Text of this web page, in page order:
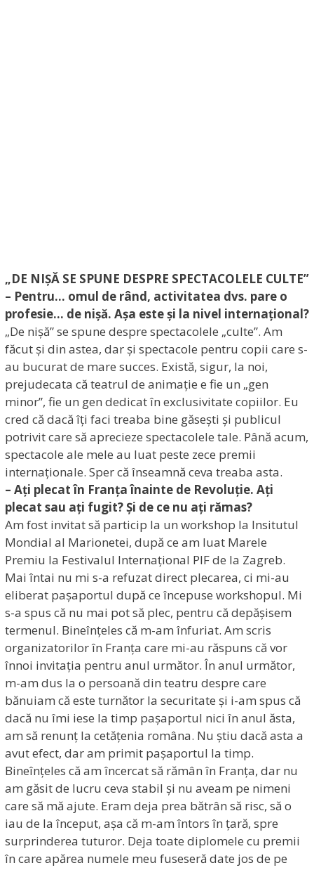
„DE NIȘĂ SE SPUNE DESPRE SPECTACOLELE CULTE”
– Pentru… omul de rând, activitatea dvs. pare o
profesie… de nișă. Așa este și la nivel internațional?
„De nișă” se spune despre spectacolele „culte”. Am
făcut și din astea, dar și spectacole pentru copii care s-
au bucurat de mare succes. Există, sigur, la noi,
prejudecata că teatrul de animație e fie un „gen
minor”, fie un gen dedicat în exclusivitate copiilor. Eu
cred că dacă îți faci treaba bine găsești și publicul
potrivit care să aprecieze spectacolele tale. Până acum,
spectacole ale mele au luat peste zece premii
internaționale. Sper că înseamnă ceva treaba asta.
– Ați plecat în Franța înainte de Revoluție. Ați
plecat sau ați fugit? Și de ce nu ați rămas?
Am fost invitat să particip la un workshop la Insitutul
Mondial al Marionetei, după ce am luat Marele
Premiu la Festivalul Internațional PIF de la Zagreb.
Mai întai nu mi s-a refuzat direct plecarea, ci mi-au
eliberat pașaportul după ce începuse workshopul. Mi
s-a spus că nu mai pot să plec, pentru că depășisem
termenul. Bineînțeles că m-am înfuriat. Am scris
organizatorilor în Franța care mi-au răspuns că vor
înnoi invitația pentru anul următor. În anul următor,
m-am dus la o persoană din teatru despre care
bănuiam că este turnător la securitate și i-am spus că
dacă nu îmi iese la timp pașaportul nici în anul ăsta,
am să renunț la cetățenia româna. Nu știu dacă asta a
avut efect, dar am primit pașaportul la timp.
Bineînțeles că am încercat să rămân în Franța, dar nu
am găsit de lucru ceva stabil și nu aveam pe nimeni
care să mă ajute. Eram deja prea bătrân să risc, să o
iau de la început, așa că m-am întors în țară, spre
surprinderea tuturor. Deja toate diplomele cu premii
în care apărea numele meu fuseseră date jos de pe